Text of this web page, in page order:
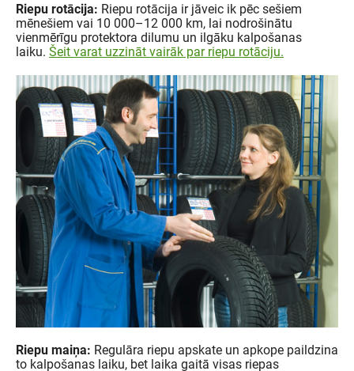
Riepu rotācija: Riepu rotācija ir jāveic ik pēc sešiem
mēnešiem vai 10 000–12 000 km, lai nodrošinātu
vienmērīgu protektora dilumu un ilgāku kalpošanas
laiku. Šeit varat uzzināt vairāk par riepu rotāciju.
Riepu maiņa: Regulāra riepu apskate un apkope paildzina
to kalpošanas laiku, bet laika gaitā visas riepas